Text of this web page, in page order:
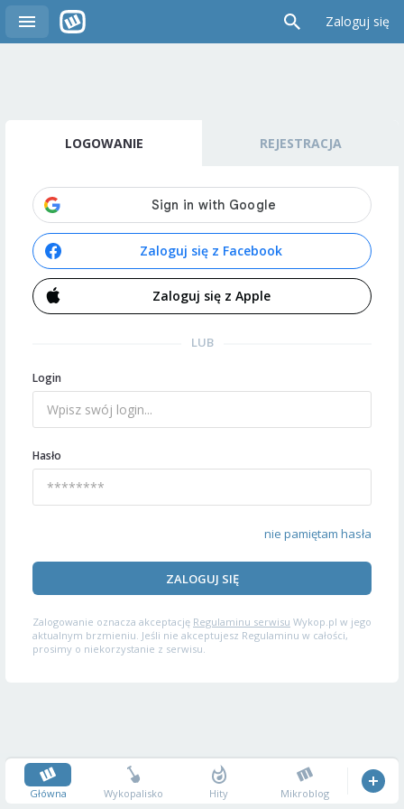
Zaloguj się
LOGOWANIE REJESTRACJA
Zaloguj się z Facebook
Zaloguj się z Apple
LUB
Login
Hasło
nie pamiętam hasła
ZALOGUJ SIĘ
Zalogowanie oznacza akceptację Regulaminu serwisu Wykop.pl w jego
aktualnym brzmieniu. Jeśli nie akceptujesz Regulaminu w całości,
prosimy o niekorzystanie z serwisu.
Główna Wykopalisko Hity Mikroblog